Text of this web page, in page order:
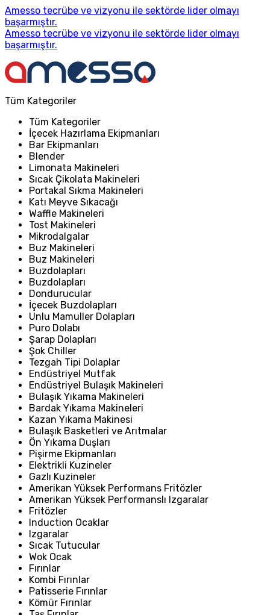
Amesso tecrübe ve vizyonu ile sektörde lider olmayı
başarmıştır.
Amesso tecrübe ve vizyonu ile sektörde lider olmayı
başarmıştır.
Tüm Kategoriler
Tüm Kategoriler
İçecek Hazırlama Ekipmanları
Bar Ekipmanları
Blender
Limonata Makineleri
Sıcak Çikolata Makineleri
Portakal Sıkma Makineleri
Katı Meyve Sıkacağı
Waffle Makineleri
Tost Makineleri
Mikrodalgalar
Buz Makineleri
Buz Makineleri
Buzdolapları
Buzdolapları
Dondurucular
İçecek Buzdolapları
Unlu Mamuller Dolapları
Puro Dolabı
Şarap Dolapları
Şok Chiller
Tezgah Tipi Dolaplar
Endüstriyel Mutfak
Endüstriyel Bulaşık Makineleri
Bulaşık Yıkama Makineleri
Bardak Yıkama Makineleri
Kazan Yıkama Makinesi
Bulaşık Basketleri ve Arıtmalar
Ön Yıkama Duşları
Pişirme Ekipmanları
Elektrikli Kuzineler
Gazlı Kuzineler
Amerikan Yüksek Performans Fritözler
Amerikan Yüksek Performanslı Izgaralar
Fritözler
Induction Ocaklar
Izgaralar
Sıcak Tutucular
Wok Ocak
Fırınlar
Kombi Fırınlar
Patisserie Fırınlar
Kömür Fırınlar